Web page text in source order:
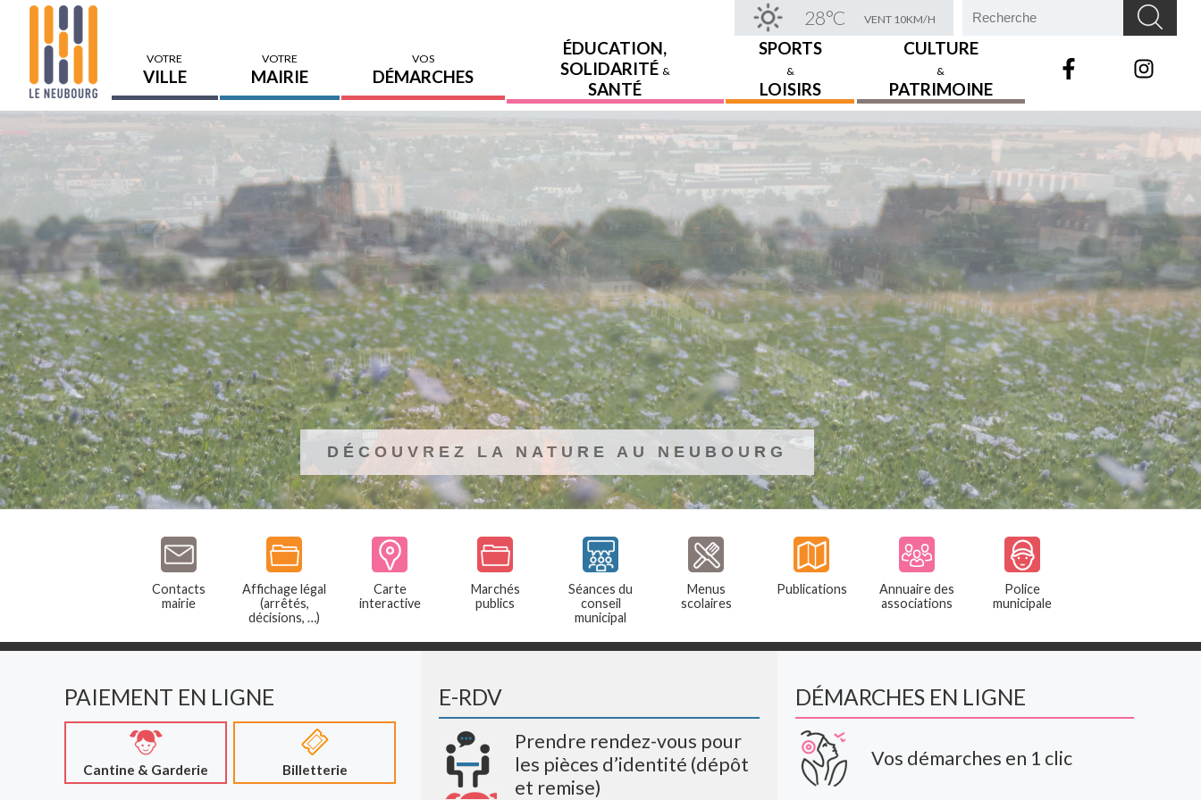
28°C VENT 10KM/H
VOTRE
VILLE
VOTRE
MAIRIE
VOS
DÉMARCHES
ÉDUCATION,
SOLIDARITÉ &
SANTÉ
SPORTS
&
LOISIRS
CULTURE
&
PATRIMOINE
DÉCOUVREZ LA NATURE AU NEUBOURG
Contacts
mairie
Affichage légal
(arrêtés,
décisions, …)
Carte
interactive
Marchés
publics
Séances du
conseil
municipal
Menus
scolaires
Publications
Annuaire des
associations
Police
municipale
PAIEMENT EN LIGNE
Cantine & Garderie Billetterie
E-RDV
Prendre rendez-vous pour
les pièces d’identité (dépôt
et remise)
DÉMARCHES EN LIGNE
Vos démarches en 1 clic